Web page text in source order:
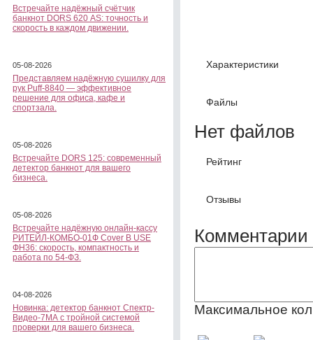
Встречайте надёжный счётчик
банкнот DORS 620 АS: точность и
скорость в каждом движении.
05-08-2026
Представляем надёжную сушилку для
рук Puff-8840 — эффективное
решение для офиса, кафе и
спортзала.
05-08-2026
Встречайте DORS 125: современный
детектор банкнот для вашего
бизнеса.
05-08-2026
Встречайте надёжную онлайн-кассу
РИТЕЙЛ-КОМБО-01Ф Cover B USE
ФН36: скорость, компактность и
работа по 54-ФЗ.
04-08-2026
Новинка: детектор банкнот Спектр-
Видео-7МА с тройной системой
проверки для вашего бизнеса.
Характеристики
Файлы
Нет файлов
Рейтинг
Отзывы
Комментарии
Максимальное